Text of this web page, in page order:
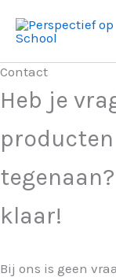
naar
inhoud
Contact
Heb je
klaar!
Bij ons is geen